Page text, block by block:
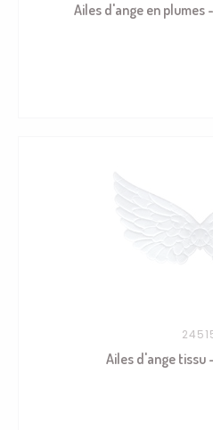
Ailes d'ange en plumes
Ailes d'ange tissu